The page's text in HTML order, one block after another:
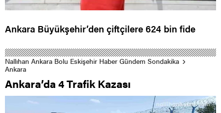
Ankara Büyükşehir’den çiftçilere 624 bin fide
Nallıhan Ankara Bolu Eskişehir Haber Gündem Sondakika
Ankara
Ankara’da 4 Trafik Kazası